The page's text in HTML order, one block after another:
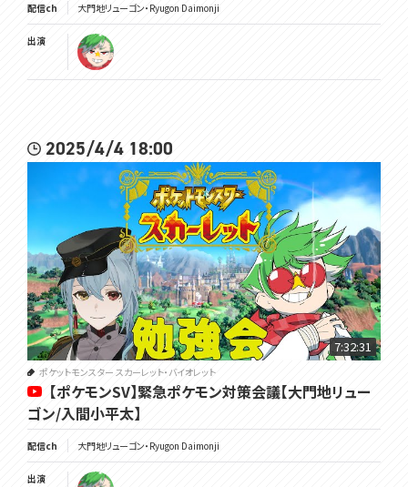
配信ch 大門地リューゴン・Ryugon Daimonji
出演
2025/4/4 18:00
7:32:31
ポケットモンスター スカーレット・バイオレット
【ポケモンSV】緊急ポケモン対策会議【大門地リュー
ゴン/入間小平太】
配信ch 大門地リューゴン・Ryugon Daimonji
出演